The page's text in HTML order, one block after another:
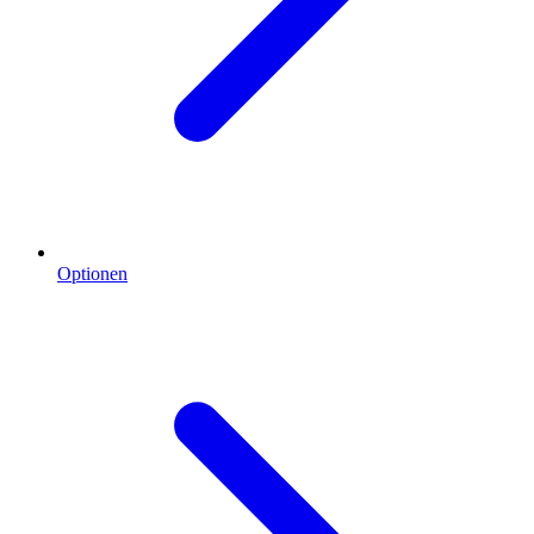
Optionen